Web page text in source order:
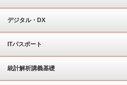
デジタル・DX
ITパスポート
統計解析講義基礎